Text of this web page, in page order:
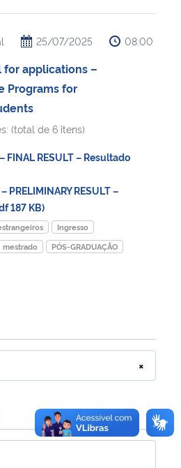
25/07/2025 08:00
applications –
Programs for
(total de 6 itens)
RESULT – Resultado
RESULT –
187 KB)
Ingresso
mestrado
PÓS-GRADUAÇÃO
×